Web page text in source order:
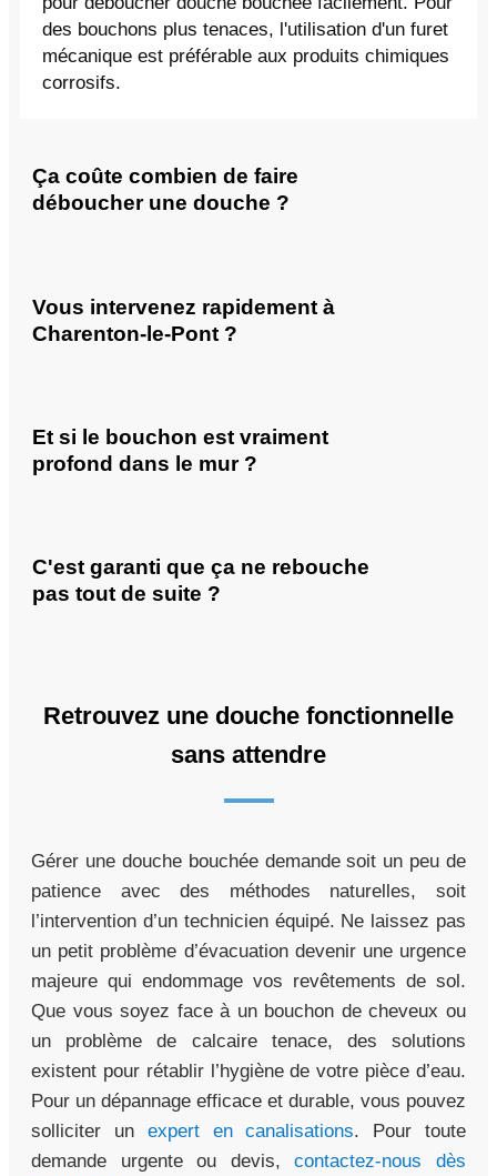
des bouchons plus tenaces, l'utilisation d'un furet
mécanique est préférable aux produits chimiques
corrosifs.
Ça coûte combien de faire
déboucher une douche ?
Vous intervenez rapidement à
Charenton-le-Pont ?
Et si le bouchon est vraiment
profond dans le mur ?
C'est garanti que ça ne rebouche
pas tout de suite ?
Retrouvez une douche fonctionnelle
sans attendre
Gérer une douche bouchée demande soit un peu de
patience avec des méthodes naturelles, soit
l’intervention d’un technicien équipé. Ne laissez pas
un petit problème d’évacuation devenir une urgence
majeure qui endommage vos revêtements de sol.
Que vous soyez face à un bouchon de cheveux ou
un problème de calcaire tenace, des solutions
existent pour rétablir l’hygiène de votre pièce d’eau.
Pour un dépannage efficace et durable, vous pouvez
solliciter un expert en canalisations. Pour toute
demande urgente ou devis,contactez-nous dès